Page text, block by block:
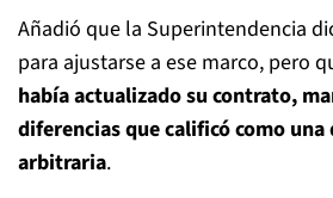
Añadió que la Superintendencia
para ajustarse a ese marco, pero
había actualizado su contrato,
diferencias que calificó como
arbitraria.